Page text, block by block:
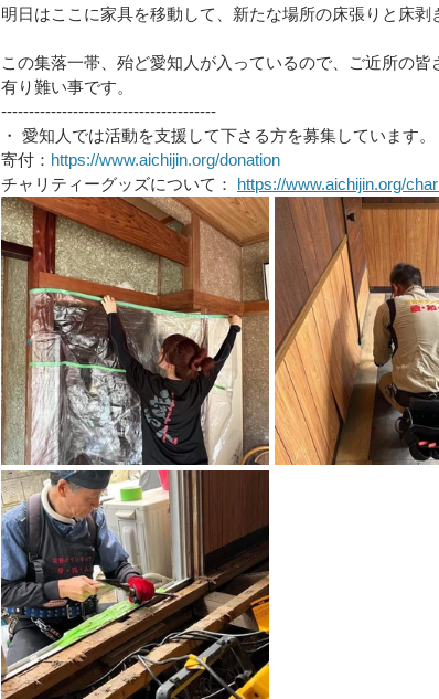
明日はここに家具を移動して、新たな場所の床張りと床剥
この集落一帯、殆ど愛知人が入っているので、ご近所の皆
有り難い事です。
---------------------------------------
・ 愛知人では活動を支援して下さる方を募集しています。
寄付： https://www.aichijin.org/donation
チャリティーグッズについて： https://www.aichijin.org/